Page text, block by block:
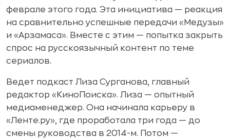
феврале этого года. Эта инициатива — реакция
на сравнительно успешные передачи «Медузы»
и «Арзамаса». Вместе с этим — попытка закрыть
спрос на русскоязычный контент по теме
сериалов.
Ведет подкаст Лиза Сурганова, главный
редактор «КиноПоиска». Лиза — опытный
медиаменеджер. Она начинала карьеру в
«Ленте.ру», где проработала три года — до
смены руководства в 2014-м. Потом —